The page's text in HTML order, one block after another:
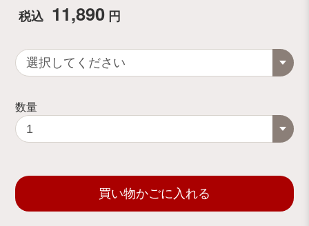
税込 11,890 円
数量
買い物かごに入れる